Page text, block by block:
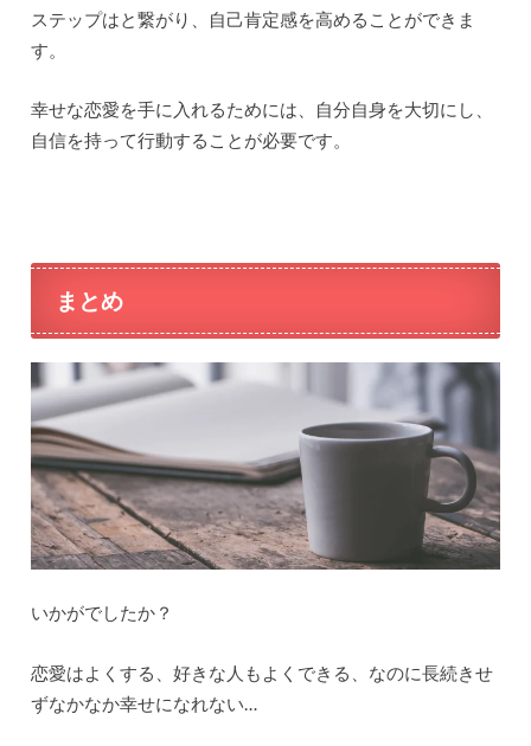
ステップはと繋がり、自己肯定感を高めることができま
す。
幸せな恋愛を手に入れるためには、自分自身を大切にし、
自信を持って行動することが必要です。
まとめ
いかがでしたか？
恋愛はよくする、好きな人もよくできる、なのに長続きせ
ずなかなか幸せになれない…